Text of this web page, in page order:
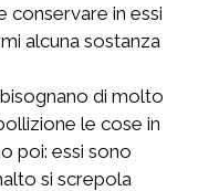
conservare in essi
alcuna sostanza
di molto
le cose in
poi: essi sono
si screpola